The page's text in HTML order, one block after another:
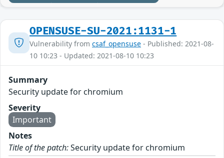
OPENSUSE-SU-2021:1131-1
Vulnerability from csaf_opensuse - Published: 2021-08-
10 10:23 - Updated: 2021-08-10 10:23
Summary
Security update for chromium
Severity
Important
Notes
Title of the patch:Security update for chromium